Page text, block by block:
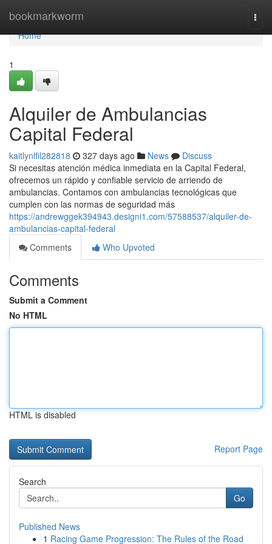
bookmarkworm
Home
Home
1
Alquiler de Ambulancias
Capital Federal
kaitlynlfil282818 327 days ago News
Discuss
Si necesitas atención médica inmediata en la Capital Federal,
ofrecemos un rápido y confiable servicio de arriendo de
ambulancias. Contamos con ambulancias tecnológicas que
cumplen con las normas de seguridad más
https://andrewggek394943.designi1.com/57588537/alquiler-de-
ambulancias-capital-federal
Comments
Who Upvoted
Comments
Submit a Comment
No HTML
HTML is disabled
Report Page
Search
Go
Published News
1 Racing Game Progression: The Rules of the Road